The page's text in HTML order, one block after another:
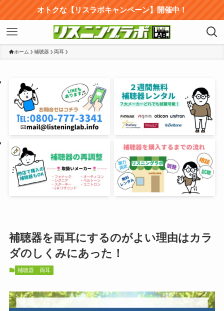
オトクな【リスラボキャンペーン】開催中！
ホーム 補聴器 両耳
補聴器を両耳にするのがよい理由はカラ
ダのしくみにあった！
補聴器 両耳